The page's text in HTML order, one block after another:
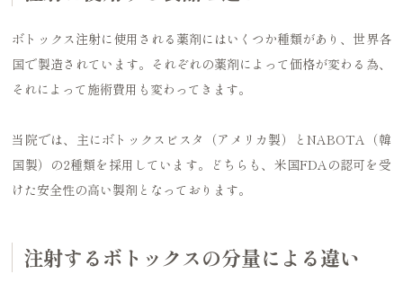
ボトックス注射に使用される薬剤にはいくつか種類があり、世界各
国で製造されています。それぞれの薬剤によって価格が変わる為、
それによって施術費用も変わってきます。
当院では、主にボトックスビスタ（アメリカ製）とNABOTA（韓
国製）の2種類を採用しています。どちらも、米国FDAの認可を受
けた安全性の高い製剤となっております。
注射するボトックスの分量による違い